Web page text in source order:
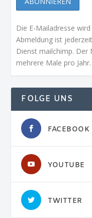
Die E-Mailadresse
Abmeldung ist
Dienst mailchimp.
mehrere Male pro Jahr.
FOLGE UNS
FACEBOOK
YOUTUBE
TWITTER